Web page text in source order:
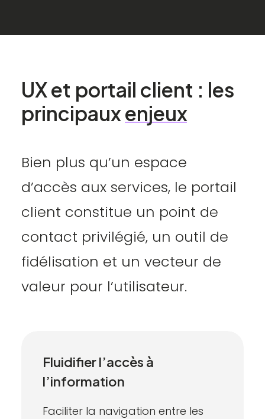
UXet portail client : les
principauxenjeux
Bien plus qu’un espace
d’accès aux services, le portail
client constitue un point de
contact privilégié, un outil de
fidélisation et un vecteur de
valeur pour l’utilisateur.
Fluidifier l’accès à
l’information
Faciliter la navigation entre les